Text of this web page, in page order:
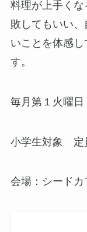
料理が上手く
敗してもいい
いことを体感
す。
毎月第１火曜日
小学生対象 定
会場：シードカ